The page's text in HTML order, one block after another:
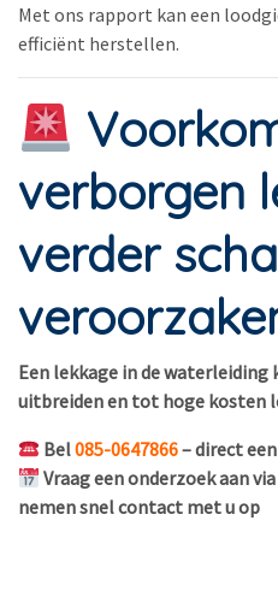
Met ons rapport kan een
efficiënt herstellen.
verborgen
verder
Een lekkage in de
uitbreiden en tot hoge kosten
Bel085-0647866– direct
Vraag een onderzoek aan
nemen snel contact met u op